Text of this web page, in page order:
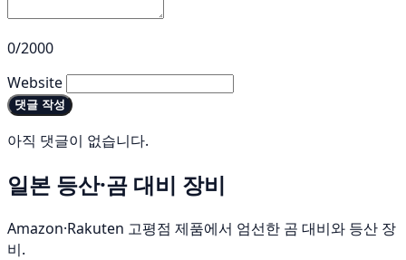
0/2000
Website
댓글 작성
아직 댓글이 없습니다.
일본 등산·곰 대비 장비
Amazon·Rakuten 고평점 제품에서 엄선한 곰 대비와 등산 장
비.